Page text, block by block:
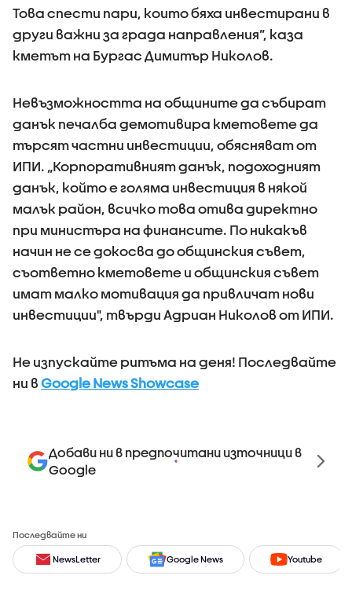
Това спести пари, които бяха инвестирани в
други важни за града направления”, каза
кметът на Бургас Димитър Николов.
Невъзможността на общините да събират
данък печалба демотивира кметовете да
търсят частни инвестиции, обясняват от
ИПИ. „Корпоративният данък, подоходният
данък, който е голяма инвестиция в някой
малък район, всичко това отива директно
при министъра на финансите. По никакъв
начин не се докосва до общинския съвет,
съответно кметовете и общинския съвет
имат малко мотивация да привличат нови
инвестиции", твърди Адриан Николов от ИПИ.
Не изпускайте ритъма на деня! Последвайте
ни в Google News Showcase
Добави ни в предпочитани източници в
Google
Последвайте ни
NewsLetter Google News Youtube